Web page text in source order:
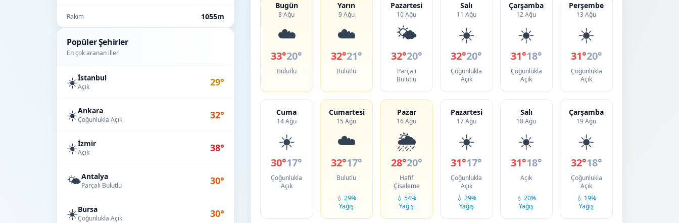
Rakım 1055m
Popüler Şehirler
En çok aranan iller
☀️İstanbul
Açık 29°
☀️Ankara
Çoğunlukla Açık 32°
☀️İzmir
Açık 38°
🌤️Antalya
Parçalı Bulutlu 30°
☀️Bursa
Çoğunlukla Açık 30°
Bugün
8 Ağu
☁️
33°20°
Bulutlu
Yarın
9 Ağu
☁️
32°21°
Bulutlu
Pazartesi
10 Ağu
🌤️
32°20°
Parçalı
Bulutlu
Salı
11 Ağu
☀️
32°20°
Çoğunlukla
Açık
Çarşamba
12 Ağu
☀️
31°18°
Çoğunlukla
Açık
Perşembe
13 Ağu
☀️
31°20°
Çoğunlukla
Açık
Cuma
14 Ağu
☀️
30°17°
Çoğunlukla
Açık
Cumartesi
15 Ağu
☁️
32°17°
Bulutlu
💧 29%
Yağış
Pazar
16 Ağu
🌦️
28°20°
Hafif
Çiseleme
💧 54%
Yağış
Pazartesi
17 Ağu
☀️
31°17°
Çoğunlukla
Açık
💧 29%
Yağış
Salı
18 Ağu
☀️
31°18°
Açık
💧 20%
Yağış
Çarşamba
19 Ağu
☀️
32°18°
Çoğunlukla
Açık
💧 19%
Yağış